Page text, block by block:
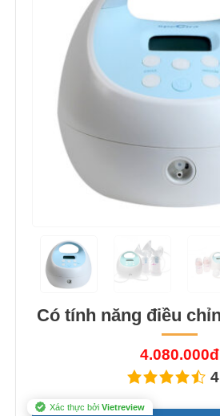
Có tính năng điều
4.080.000đ
Xác thực bởi Vietreview